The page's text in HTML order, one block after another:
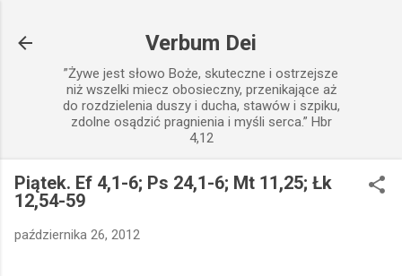
Verbum Dei
”Żywe jest słowo Boże, skuteczne i ostrzejsze
niż wszelki miecz obosieczny, przenikające aż
do rozdzielenia duszy i ducha, stawów i szpiku,
zdolne osądzić pragnienia i myśli serca.” Hbr
4,12
Piątek. Ef 4,1-6; Ps 24,1-6; Mt 11,25; Łk
12,54-59
października 26, 2012